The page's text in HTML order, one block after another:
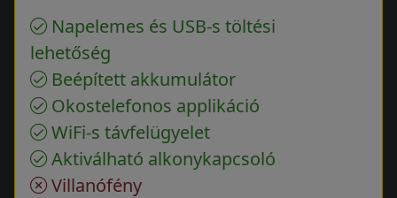
Napelemes és USB-s töltési
lehetőség
Beépített akkumulátor
Okostelefonos applikáció
WiFi-s távfelügyelet
Aktiválható alkonykapcsoló
Villanófény